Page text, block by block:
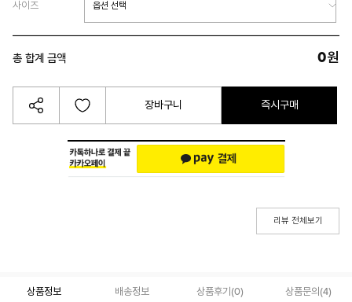
사이즈
총 합계 금액 0원
장바구니 즉시구매
리뷰 전체보기
상품정보 배송정보 상품후기(0) 상품문의 (4)